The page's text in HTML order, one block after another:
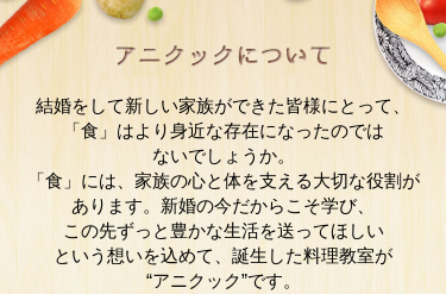
結婚をして新しい家族ができた皆様にとって、
「食」はより身近な存在になったのでは
ないでしょうか。
「食」には、家族の心と体を支える大切な役割が
あります。 新婚の今だからこそ学び、
この先ずっと豊かな生活を送ってほしい
という想いを込めて、誕生した料理教室が
“アニクック”です。